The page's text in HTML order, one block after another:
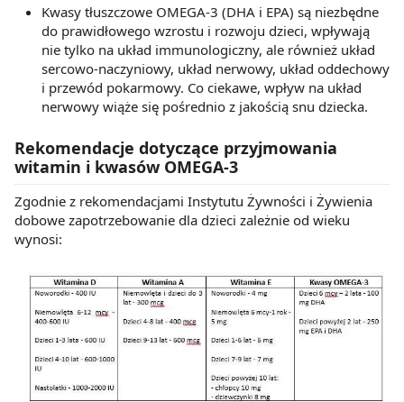
Kwasy tłuszczowe OMEGA-3 (DHA i EPA) są niezbędne
do prawidłowego wzrostu i rozwoju dzieci, wpływają
nie tylko na układ immunologiczny, ale również układ
sercowo-naczyniowy, układ nerwowy, układ oddechowy
i przewód pokarmowy. Co ciekawe, wpływ na układ
nerwowy wiąże się pośrednio z jakością snu dziecka.
Rekomendacje dotyczące przyjmowania
witamin i kwasów OMEGA-3
Zgodnie z rekomendacjami Instytutu Żywności i Żywienia
dobowe zapotrzebowanie dla dzieci zależnie od wieku
wynosi: